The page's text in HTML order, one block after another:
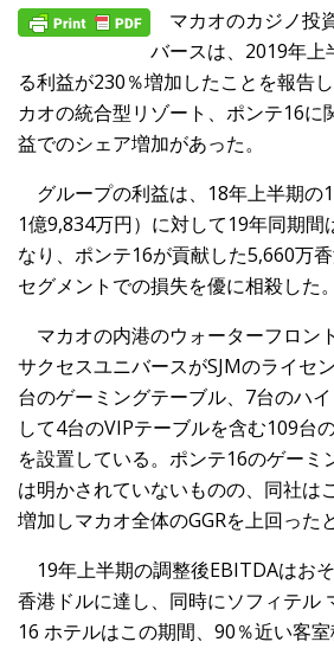
マカオのカジノ投
バースは、2019年上
る利益が230％増加したことを報告
カオの統合型リゾート、ポンテ16に
益でのシェア増加があった。
グループの利益は、18年上半期の
1億9,834万円）に対して19年同期間
なり、ポンテ16が貢献した5,660万
セグメントでの損失を優に相殺した。
マカオの内港のウォーターフロン
サクセスユニバースがSJMのライセ
台のゲーミングテーブル、7台のハ
して4台のVIPテーブルを含む109台
を設置している。ポンテ16のゲーミ
は明かされていないものの、同社は
増加しマカオ全体のGGRを上回った
19年上半期の調整後EBITDAはお
香港ドルに達し、同時にソフィテル
16 ホテルはこの期間、90％近い客室